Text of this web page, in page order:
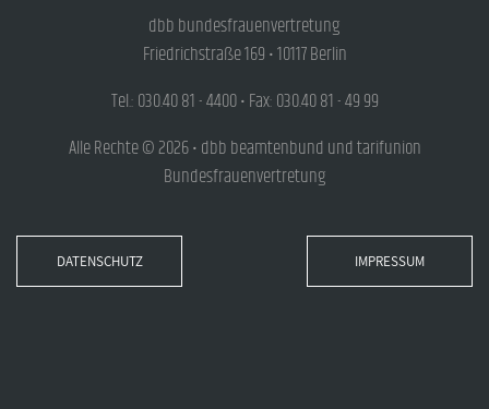
dbb bundesfrauenvertretung
Friedrichstraße 169 • 10117 Berlin
Tel.: 030.40 81 - 4400 • Fax: 030.40 81 - 49 99
Alle Rechte © 2026 • dbb beamtenbund und tarifunion
Bundesfrauenvertretung
DATENSCHUTZ IMPRESSUM